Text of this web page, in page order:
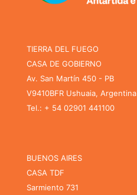
TIERRA DEL FUEGO
CASA DE GOBIERNO
Av. San Martín 450 - PB
V9410BFR Ushuaia, Argentina
Tel.: + 54 02901 441100
BUENOS AIRES
CASA TDF
Sarmiento 731